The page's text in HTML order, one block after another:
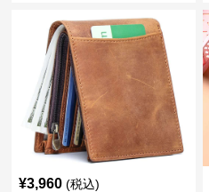
¥3,960 (税込)